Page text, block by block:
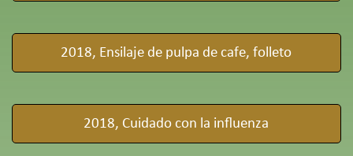
2018, Ensilaje de pulpa de cafe, folleto
2018, Cuidado con la influenza